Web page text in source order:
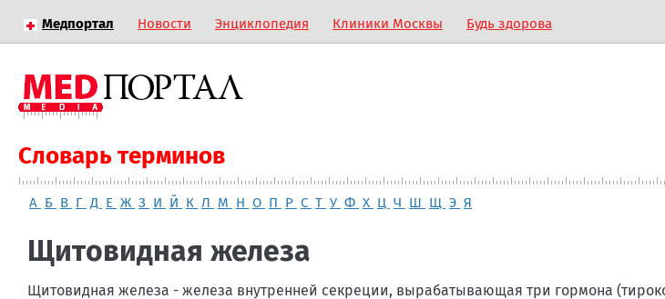
Медпортал Новости Энциклопедия Клиники Москвы Будь здорова
Словарь терминов
А Б В Г Д Е Ж З И Й К Л М Н О П Р С Т У Ф Х Ц Ч Ш Щ Э Я
Щитовидная железа
Щитовидная железа - железа внутренней секреции, вырабатывающая три гормона